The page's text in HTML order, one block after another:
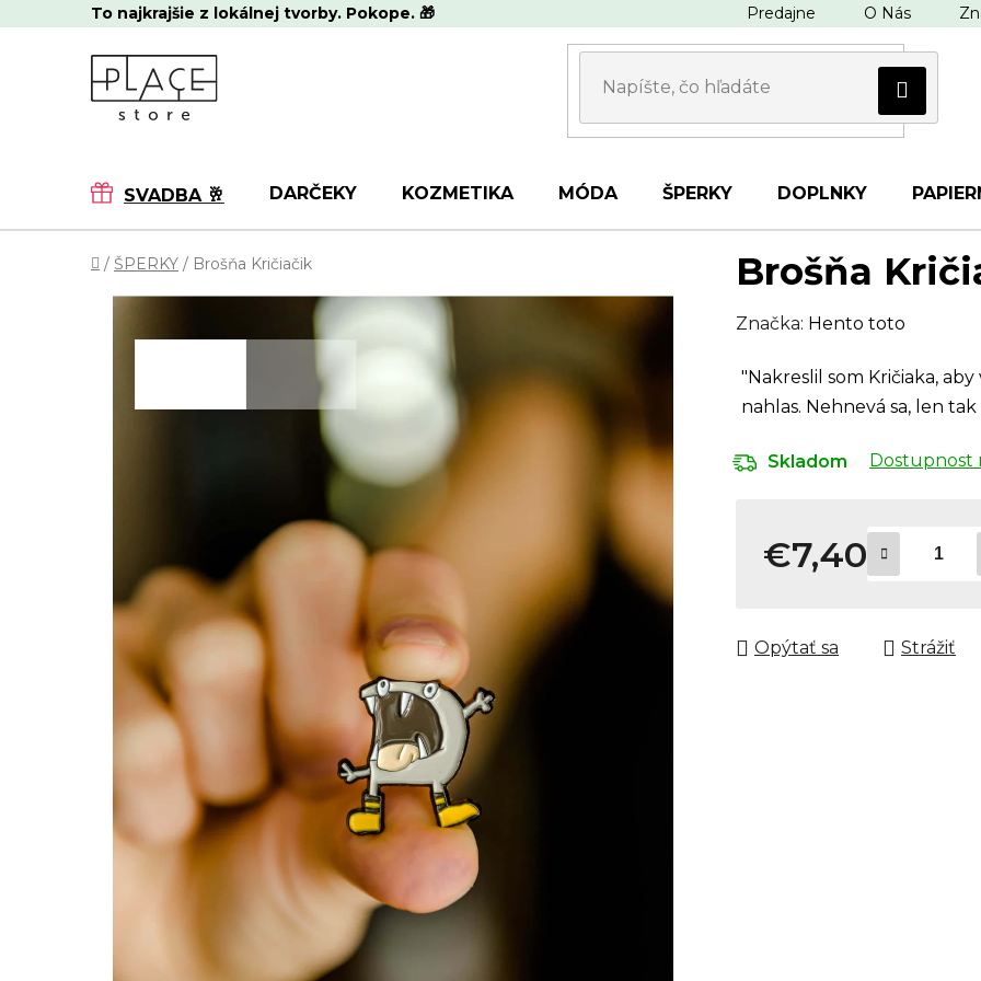
na
To najkrajšie z lokálnej tvorby. Pokope. 🎁 Predajne O Nás
SVADBA 🥂 DARČEKY KOZMETIKA MÓDA ŠPERKY DOPLNKY
Domov
/ ŠPERKY / Brošňa Kričiačik Brošňa
Značka: Hento toto
"Nakreslil som Kričiaka,
nahlas. Nehnevá sa, len
Skladom Dostupnost
€7,40
Opýtať sa Strážiť